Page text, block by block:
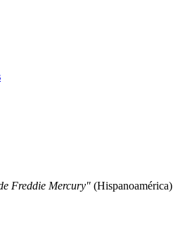
Freddie Mercury" (Hispanoamérica)